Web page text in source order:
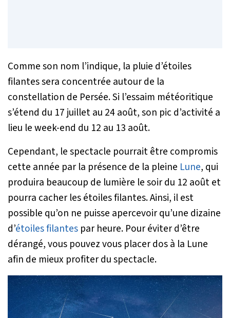
Comme son nom l’indique, la pluie d’étoiles
filantes sera concentrée autour de la
constellation de Persée. Si l’essaim météoritique
s’étend du 17 juillet au 24 août, son pic d’activité a
lieu le week-end du 12 au 13 août.
Cependant, le spectacle pourrait être compromis
cette année par la présence de la pleine Lune, qui
produira beaucoup de lumière le soir du 12 août et
pourra cacher les étoiles filantes. Ainsi, il est
possible qu’on ne puisse apercevoir qu’une dizaine
d’étoiles filantes par heure. Pour éviter d’être
dérangé, vous pouvez vous placer dos à la Lune
afin de mieux profiter du spectacle.